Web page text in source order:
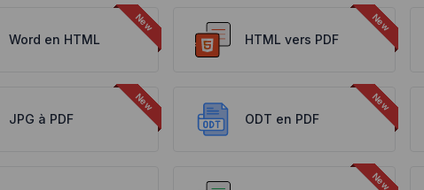
Word en HTML HTML vers PDF
JPG à PDF ODT en PDF